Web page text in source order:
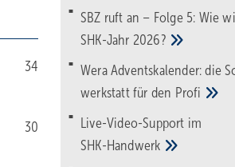
34
30
SBZ ruft an – Folge 5: Wie
SHK-Jahr 2026?
Wera Adventskalender: die
werk­statt für den Pro­fi
Live-Video-Support im
SHK-Handwerk